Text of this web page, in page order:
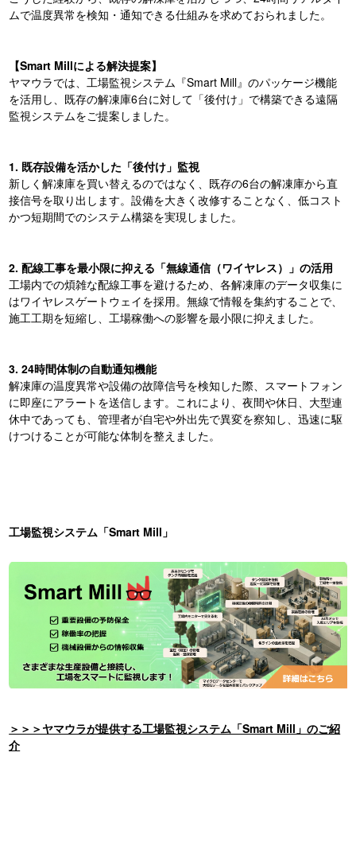
ムで温度異常を検知・通知できる仕組みを求めておられました。
【Smart Millによる解決提案】
ヤマウラでは、工場監視システム『Smart Mill』のパッケージ機能
を活用し、既存の解凍庫6台に対して「後付け」で構築できる遠隔
監視システムをご提案しました。
1. 既存設備を活かした「後付け」監視
新しく解凍庫を買い替えるのではなく、既存の6台の解凍庫から直
接信号を取り出します。設備を大きく改修することなく、低コスト
かつ短期間でのシステム構築を実現しました。
2. 配線工事を最小限に抑える「無線通信（ワイヤレス）」の活用
工場内での煩雑な配線工事を避けるため、各解凍庫のデータ収集に
はワイヤレスゲートウェイを採用。無線で情報を集約することで、
施工工期を短縮し、工場稼働への影響を最小限に抑えました。
3. 24時間体制の自動通知機能
解凍庫の温度異常や設備の故障信号を検知した際、スマートフォン
に即座にアラートを送信します。これにより、夜間や休日、大型連
休中であっても、管理者が自宅や外出先で異変を察知し、迅速に駆
けつけることが可能な体制を整えました。
工場監視システム「Smart Mill」
＞＞＞ヤマウラが提供する工場監視システム「Smart Mill」のご紹
介